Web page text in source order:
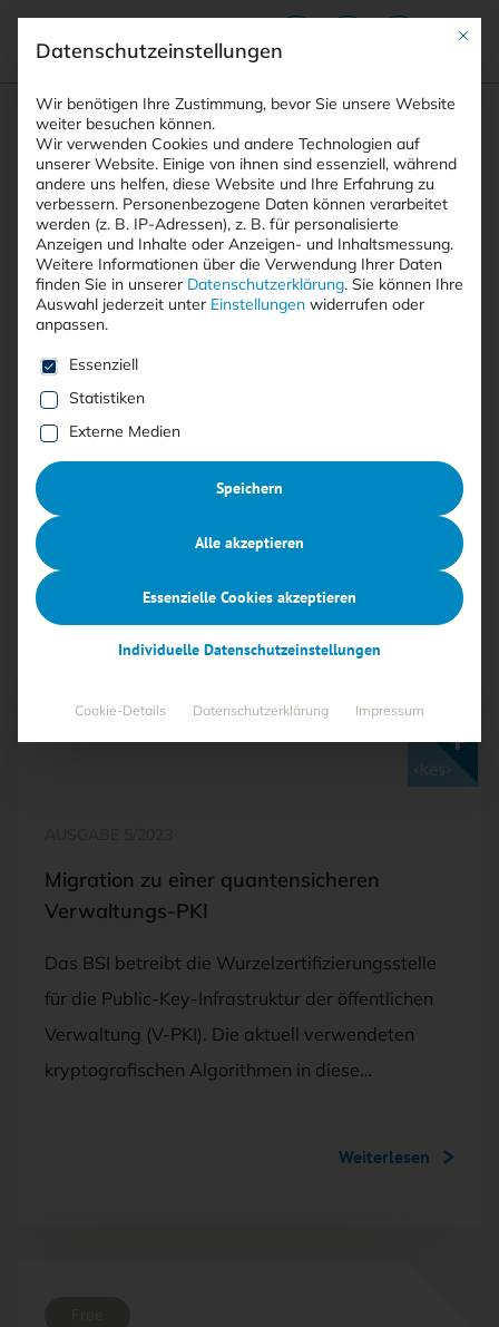
Suchfeld
Suchen
Breadcrumb-Navigation
STARTSEITE BSI-FORUM
Alle Beiträge der Kategorie
“BSI-Forum”
Thema Informationssicherheit, die unter die Kategorie
„BSI-Forum“ fallen.
Free <kes>+
Migration zu einer quantensicheren
Verwaltungs-PKI
Das BSI betreibt die Wurzelzertifizierungsstelle
für die Public-Key-Infrastruktur der öffentlichen
Verwaltung (V-PKI). Die aktuell verwendeten
kryptografischen Algorithmen in diese…
Weiterlesen
Mit
Datenschutzeinstellungen
Wir benötigen Ihre Zustimmung, bevor Sie unsere Website
weiter besuchen können.
Wir verwenden Cookies und andere Technologien auf
unserer Website. Einige von ihnen sind essenziell, während
andere uns helfen, diese Website und Ihre Erfahrung zu
verbessern. Personenbezogene Daten können verarbeitet
werden (z. B. IP-Adressen), z. B. für personalisierte
Anzeigen und Inhalte oder Anzeigen- und Inhaltsmessung.
Weitere Informationen über die Verwendung Ihrer Daten
finden Sie in unserer Datenschutzerklärung. Sie können Ihre
Auswahl jederzeit unter Einstellungen widerrufen oder
anpassen.
Es folgt eine Liste der Service-Gruppen, für die eine
Essenziell
Statistiken
Externe Medien
Speichern
Alle akzeptieren
Essenzielle Cookies akzeptieren
Individuelle Datenschutzeinstellungen
Cookie-Details Datenschutzerklärung Impressum